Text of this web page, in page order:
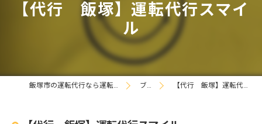
【代行 飯塚】運転代行スマイ
ル
飯塚市の運転代行なら運転代行スマイル ブログ 【代行 飯塚】運転代行スマイル